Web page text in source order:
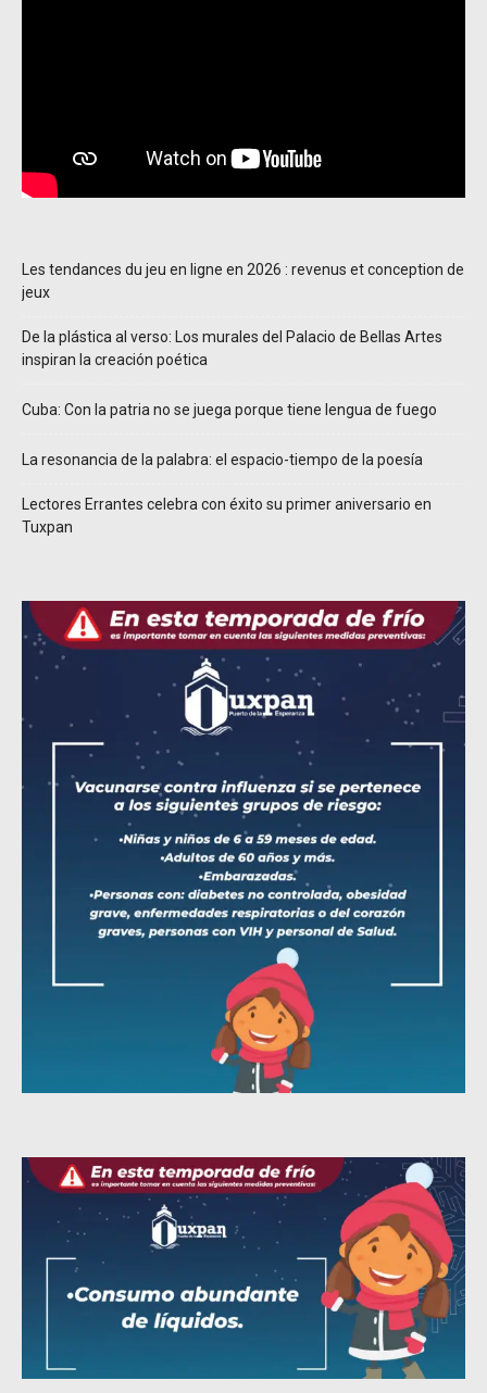
Les tendances du jeu en ligne en 2026 : revenus et conception de
jeux
De la plástica al verso: Los murales del Palacio de Bellas Artes
inspiran la creación poética
Cuba: Con la patria no se juega porque tiene lengua de fuego
La resonancia de la palabra: el espacio-tiempo de la poesía
Lectores Errantes celebra con éxito su primer aniversario en
Tuxpan